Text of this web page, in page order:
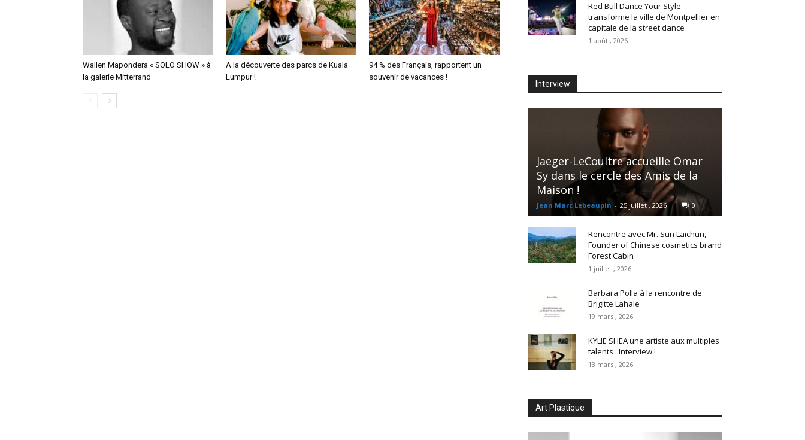
Wallen Mapondera « SOLO SHOW » à
la galerie Mitterrand
A la découverte des parcs de Kuala
Lumpur !
94 % des Français, rapportent un
souvenir de vacances !
Red Bull Dance Your Style
transforme la ville de Montpellier en
capitale de la street dance
1 août , 2026
Interview
Jaeger-LeCoultre accueille Omar
Sy dans le cercle des Amis de la
Maison !
Jean Marc Lebeaupin - 25 juillet , 2026 0
Rencontre avec Mr. Sun Laichun,
Founder of Chinese cosmetics brand
Forest Cabin
1 juillet , 2026
Barbara Polla à la rencontre de
Brigitte Lahaie
19 mars , 2026
KYLIE SHEA une artiste aux multiples
talents : Interview !
13 mars , 2026
Art Plastique